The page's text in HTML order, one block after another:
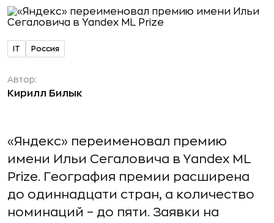
IT Россия
Автор:
Кирилл Билык
«Яндекс» переименовал премию
имени Ильи Сегаловича в Yandex ML
Prize. География премии расширена
до одиннадцати стран, а количество
номинаций – до пяти. Заявки на